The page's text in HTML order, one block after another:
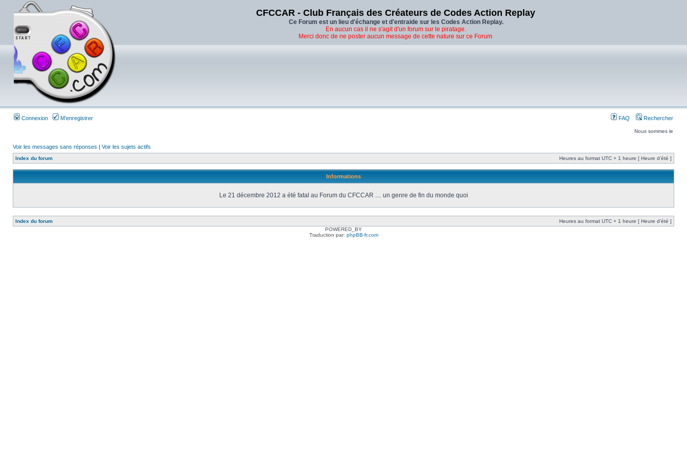
CFCCAR - Club Français des Créateurs de Codes Action Replay
Ce Forum est un lieu d'échange et d'entraide sur les Codes Action Replay.
En aucun cas il ne s'agit d'un forum sur le piratage.
Merci donc de ne poster aucun message de cette nature sur ce Forum
Connexion M’enregistrer FAQ Rechercher
Nous sommes le
Voir les messages sans réponses | Voir les sujets actifs
Index du forum Heures au format UTC + 1 heure [ Heure d’été ]
Informations
Le 21 décembre 2012 a été fatal au Forum du CFCCAR .... un genre de fin du monde quoi
Index du forum
Heures au format UTC + 1 heure [ Heure d’été ]
POWERED_BY
Traduction par: phpBB-fr.com